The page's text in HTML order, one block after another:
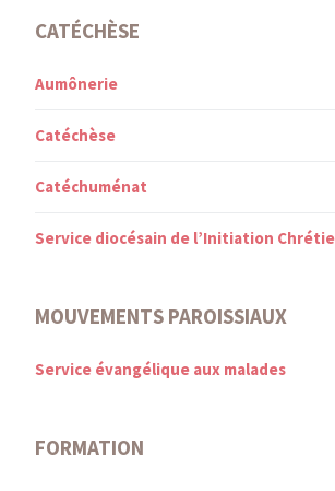
CATÉCHÈSE
Aumônerie
Catéchèse
Catéchuménat
Service diocésain de l’Initiation
MOUVEMENTS PAROISSIAUX
Service évangélique aux malades
FORMATION